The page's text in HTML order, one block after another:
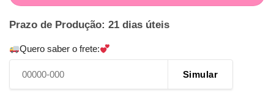
Prazo de Produção: 21 dias úteis
Quero saber o frete:
Simular